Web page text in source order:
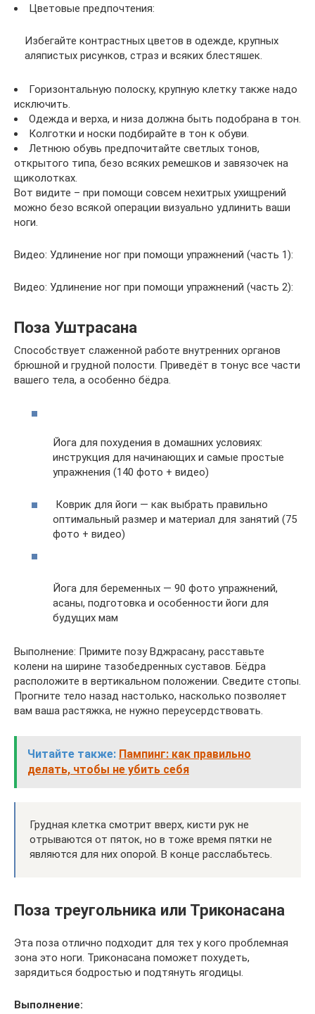
Цветовые предпочтения:
Избегайте контрастных цветов в одежде, крупных
аляпистых рисунков, страз и всяких блестяшек.
Горизонтальную полоску, крупную клетку также надо
исключить.
Одежда и верха, и низа должна быть подобрана в тон.
Колготки и носки подбирайте в тон к обуви.
Летнюю обувь предпочитайте светлых тонов,
открытого типа, безо всяких ремешков и завязочек на
щиколотках.
Вот видите – при помощи совсем нехитрых ухищрений
можно безо всякой операции визуально удлинить ваши
ноги.
Видео: Удлинение ног при помощи упражнений (часть 1):
Видео: Удлинение ног при помощи упражнений (часть 2):
Поза Уштрасана
Способствует слаженной работе внутренних органов
брюшной и грудной полости. Приведёт в тонус все части
вашего тела, а особенно бёдра.
Йога для похудения в домашних условиях:
инструкция для начинающих и самые простые
упражнения (140 фото + видео)
Коврик для йоги — как выбрать правильно
оптимальный размер и материал для занятий (75
фото + видео)
Йога для беременных — 90 фото упражнений,
асаны, подготовка и особенности йоги для
будущих мам
Выполнение: Примите позу Вджрасану, расставьте
колени на ширине тазобедренных суставов. Бёдра
расположите в вертикальном положении. Сведите стопы.
Прогните тело назад настолько, насколько позволяет
вам ваша растяжка, не нужно переусердствовать.
Читайте также: Пампинг: как правильно
делать, чтобы не убить себя
Грудная клетка смотрит вверх, кисти рук не
отрываются от пяток, но в тоже время пятки не
являются для них опорой. В конце расслабьтесь.
Поза треугольника или Триконасана
Эта поза отлично подходит для тех у кого проблемная
зона это ноги. Триконасана поможет похудеть,
зарядиться бодростью и подтянуть ягодицы.
Выполнение: